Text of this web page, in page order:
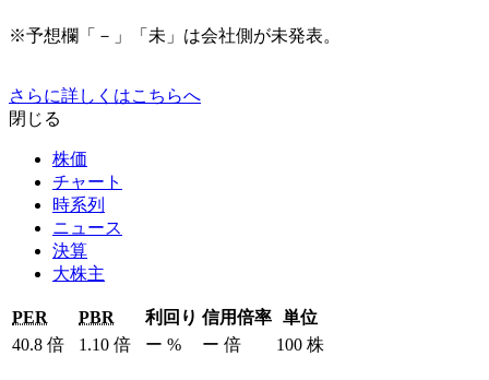
※予想欄「－」「未」は会社側が未発表。
さらに詳しくはこちらへ
閉じる
株価
チャート
時系列
ニュース
決算
大株主
PER PBR 利回り 信用倍率 単位
40.8 倍 1.10 倍 ー % ー 倍 100 株